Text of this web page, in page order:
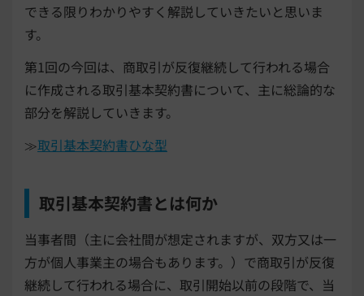
できる限りわかりやすく解説していきたいと思いま
す。
第1回の今回は、商取引が反復継続して行われる場合
に作成される取引基本契約書について、主に総論的な
部分を解説していきます。
≫取引基本契約書ひな型
取引基本契約書とは何か
当事者間（主に会社間が想定されますが、双方又は一
方が個人事業主の場合もあります。）で商取引が反復
継続して行われる場合に、取引開始以前の段階で、当